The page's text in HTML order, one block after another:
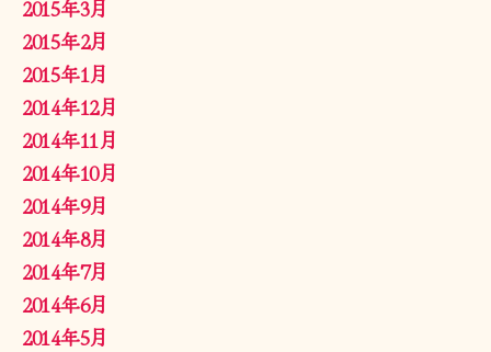
2015年3月
2015年2月
2015年1月
2014年12月
2014年11月
2014年10月
2014年9月
2014年8月
2014年7月
2014年6月
2014年5月